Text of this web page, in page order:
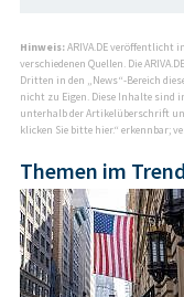
Hinweis:ARIVA.DE veröffentlicht
verschiedenen Quellen. Die
Dritten in den „News“-Bereich
nicht zu Eigen. Diese Inhalte sind
unterhalb der Artikelüberschrift
klicken Sie bitte hier.“ erkennbar;
Themen im Trend